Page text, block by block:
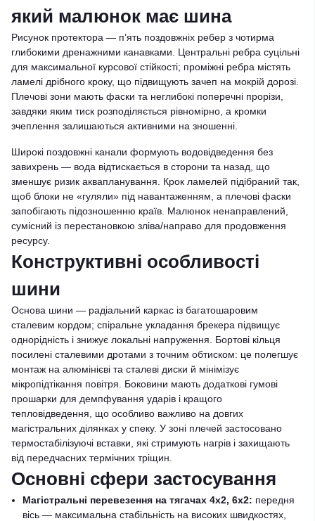
який малюнок має шина
Рисунок протектора — п’ять поздовжніх ребер з чотирма
глибокими дренажними канавками. Центральні ребра суцільні
для максимальної курсової стійкості; проміжні ребра містять
ламелі дрібного кроку, що підвищують зачеп на мокрій дорозі.
Плечові зони мають фаски та неглибокі поперечні прорізи,
завдяки яким тиск розподіляється рівномірно, а кромки
зчеплення залишаються активними на зношенні.
Широкі поздовжні канали формують водовідведення без
завихрень — вода відтискається в сторони та назад, що
зменшує ризик аквапланування. Крок ламелей підібраний так,
щоб блоки не «гуляли» під навантаженням, а плечові фаски
запобігають підозношенню країв. Малюнок ненаправлений,
сумісний із перестановкою зліва/направо для продовження
ресурсу.
Конструктивні особливості
шини
Основа шини — радіальний каркас із багатошаровим
сталевим кордом; спіральне укладання брекера підвищує
однорідність і знижує локальні напруження. Бортові кільця
посилені сталевими дротами з точним обтиском: це полегшує
монтаж на алюмінієві та сталеві диски й мінімізує
мікропідтікання повітря. Боковини мають додаткові гумові
прошарки для демпфування ударів і кращого
тепловідведення, що особливо важливо на довгих
магістральних ділянках у спеку. У зоні плечей застосовано
термостабілізуючі вставки, які стримують нагрів і захищають
від передчасних термічних тріщин.
Основні сфери застосування
Магістральні перевезення на тягачах 4x2, 6x2: передня
вісь — максимальна стабільність на високих швидкостях,